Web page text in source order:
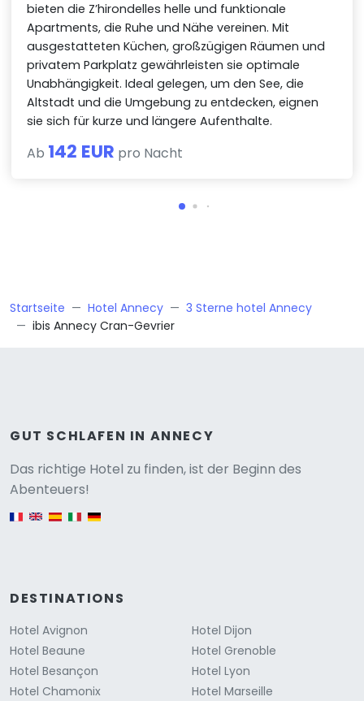
bieten die Z’hirondelles helle und funktionale
Apartments, die Ruhe und Nähe vereinen. Mit
ausgestatteten Küchen, großzügigen Räumen und
privatem Parkplatz gewährleisten sie optimale
Unabhängigkeit. Ideal gelegen, um den See, die
Altstadt und die Umgebung zu entdecken, eignen
sie sich für kurze und längere Aufenthalte.
Ab 142 EUR pro Nacht
Startseite Hotel Annecy
3 Sterne hotel Annecy
ibis Annecy Cran-Gevrier
GUT SCHLAFEN IN ANNECY
Das richtige Hotel zu finden, ist der Beginn des
Abenteuers!
English version
DESTINATIONS
Hotel Avignon
Hotel Beaune
Hotel Besançon
Hotel Chamonix
Hotel Dijon
Hotel Grenoble
Hotel Lyon
Hotel Marseille